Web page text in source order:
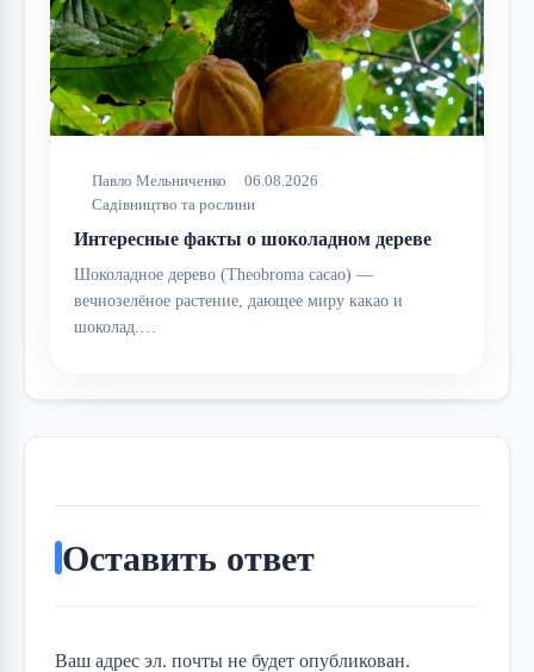
Павло Мельниченко
06.08.2026
Садівництво та рослини
Интересные факты о шоколадном дереве
Шоколадное дерево (Theobroma cacao) —
вечнозелёное растение, дающее миру какао и
шоколад.…
Оставить ответ
Ваш адрес эл. почты не будет опубликован.